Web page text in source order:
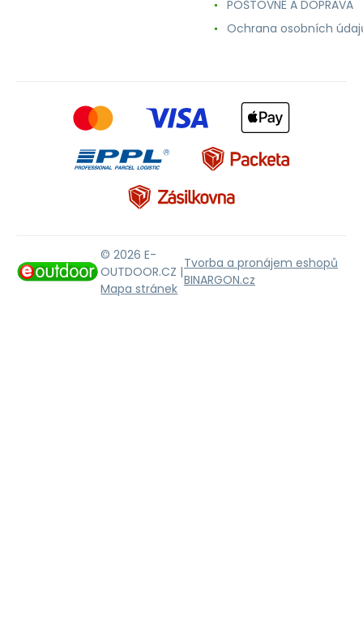
POŠTOVNÉ A DOPRAVA
Ochrana osobních
© 2026 E-
OUTDOOR.CZ |
Mapa stránek
Tvorba a pronájem eshopů
BINARGON.cz